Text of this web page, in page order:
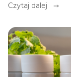
rozwiązanie. Fast
jednak na
zdrowie.
Czytaj dalej